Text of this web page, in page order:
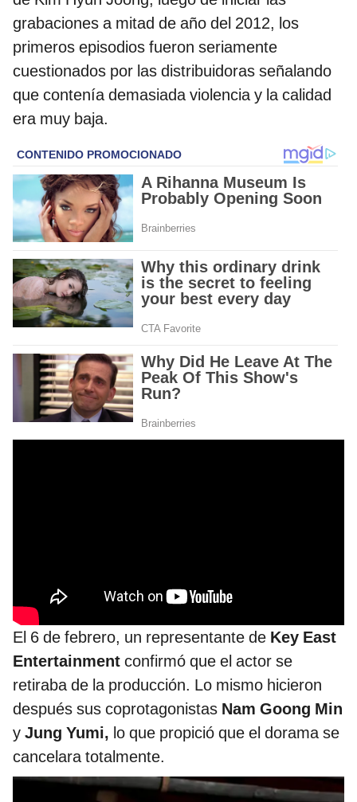
grabaciones a mitad de año del 2012, los
primeros episodios fueron seriamente
cuestionados por las distribuidoras señalando
que contenía demasiada violencia y la calidad
era muy baja.
El 6 de febrero, un representante de Key East
Entertainment confirmó que el actor se
retiraba de la producción. Lo mismo hicieron
después sus coprotagonistas Nam Goong Min
y Jung Yumi, lo que propició que el dorama se
cancelara totalmente.